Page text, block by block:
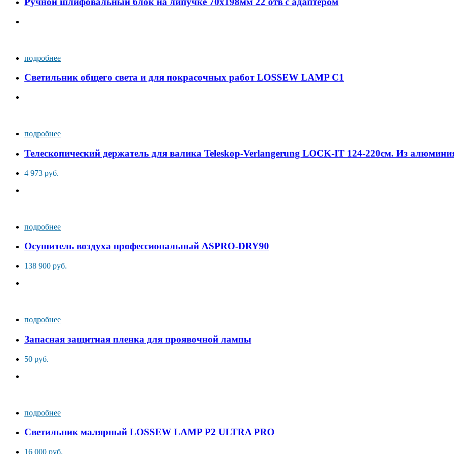
подробнее
Светильник общего света и для покрасочных работ LOSSEW LAMP С1
подробнее
Телескопический держатель для валика Teleskop-Verlangerung LOCK-IT 124-220см. Из
4 973 руб.
подробнее
Осушитель воздуха профессиональный ASPRO-DRY90
138 900 руб.
подробнее
Запасная защитная пленка для проявочной лампы
50 руб.
подробнее
Светильник малярный LOSSEW LAMP P2 ULTRA PRO
16 000 руб.